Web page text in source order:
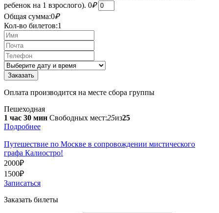
ребенок на 1 взрослого). 0₽
Общая сумма:0₽
Кол-во билетов:1
Оплата производится на месте сбора группы
Пешеходная
1 час 30 мин Свободных мест:25из25
Подробнее
Путешествие по Москве в сопровождении мистического
графа Калиостро!
2000₽
1500₽
Записаться
Заказать билеты